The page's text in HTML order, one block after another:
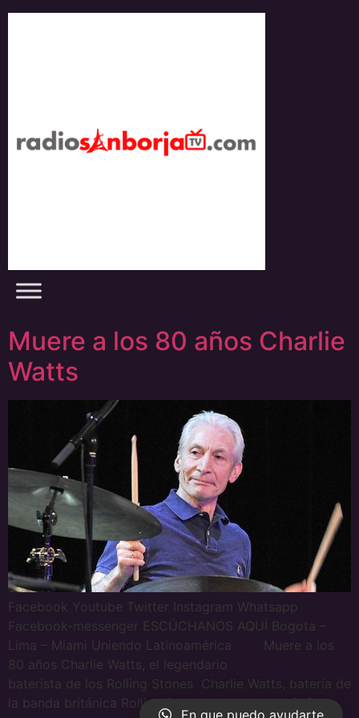
Skip
Muere a los 80 años Charlie
Watts
Facebook Youtube Twitter Instagram Whatsapp
Facebook-messenger ESCÚCHANOS AQUÍ Bogota –
Lima – Miami Uniendo Latinoamérica Muere a los
80 años Charlie Watts, el legendario
baterista de los Rolling Stones Charlie Watts, batería de
la banda británica Rolling Stones, ha muerto a […]
En que puedo ayudarte